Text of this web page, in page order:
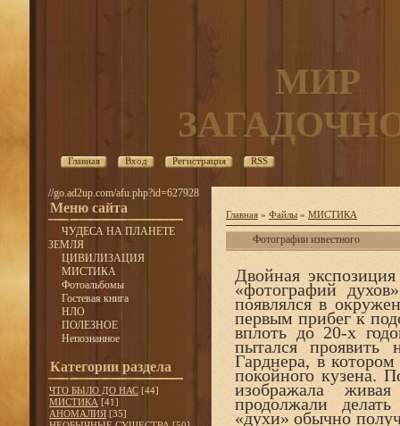
МИР
Главная Вход Регистрация RSS
//go.ad2up.com/afu.php?id=627928
Меню сайта
ЧУДЕСА НА ПЛАНЕТЕ
ЗЕМЛЯ
ЦИВИЛИЗАЦИЯ
МИСТИКА
Фотоальбомы
Гостевая книга
НЛО
ПОЛЕЗНОЕ
Непознанное
Категории раздела
ЧТО БЫЛО ДО НАС [44]
МИСТИКА [41]
АНОМАЛИЯ [35]
Главная » Файлы » МИСТИКА
Фотографии известного
Двойная
«фотографий
появлялся в
первым прибег к
вплоть до 20-х
пытался проявить
Гарднера, в котором
покойного кузена.
изображала
продолжали
«духи» обычно